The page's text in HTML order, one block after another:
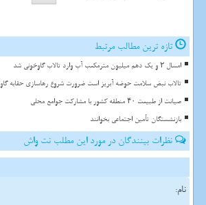
تازه ترین مطالب مرتبط
امسال ۲ و یک دهم میلیون مترمکعب آب وارد تالاب گاوخونی شد
تالاب نبض سلامت حوضه آبریز است ضرورت شروع رهاسازی حقابه
صیانت از طبیعت ۴۰ منطقه کشور با مشارکت جوامع محلی
بازنشستگان تأمین اجتماعی بخوانند
نظرات بینندگان در مورد این مطلب نت واش
نام: